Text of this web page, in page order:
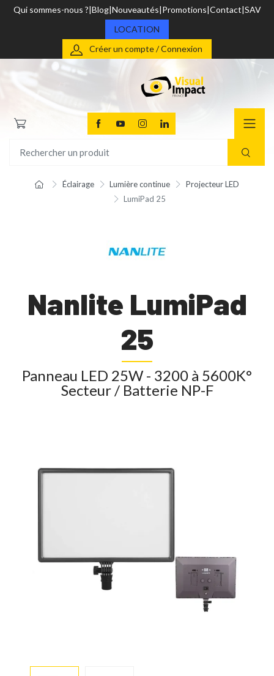
Qui sommes-nous ? Blog Nouveautés Promotions Contact SAV
LOCATION
Créer un compte / Connexion
Éclairage Lumière continue
Projecteur LED
LumiPad 25
Nanlite LumiPad
25
Panneau LED 25W - 3200 à 5600K°
Secteur / Batterie NP-F
info